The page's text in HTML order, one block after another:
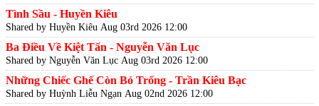
Tình Sầu - Huyền Kiêu
Shared by Huyền Kiêu Aug 03rd 2026 12:00
Ba Điều Về Kiệt Tấn - Nguyễn Văn Lục
Shared by Nguyễn Văn Lục Aug 03rd 2026 12:00
Những Chiếc Ghế Còn Bỏ Trống - Trần Kiêu Bạc
Shared by Huỳnh Liễu Ngạn Aug 02nd 2026 12:00